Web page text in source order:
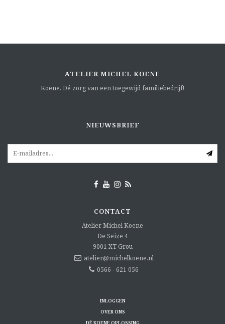
ATELIER MICHEL KOENE
Koene. Dé zorg van een toegewijd familiebedrijf!
NIEUWSBRIEF
CONTACT
Atelier Michel Koene
De Seize 4
9001 XT Grou
atelier@michelkoene.nl
0566 - 621 056
INLOGGEN
OVER ONS
DÉ KOENE OPLOSSING